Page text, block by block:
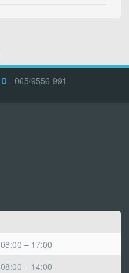
065/9556-991
08:00 – 17:00
08:00 – 14:00